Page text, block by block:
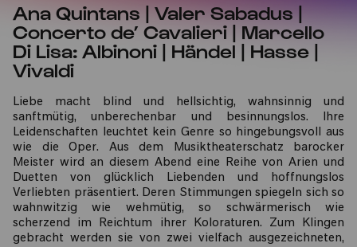
Ana Quintans | Valer Sabadus |
Concerto de’ Cavalieri | Marcello
Di Lisa: Albinoni | Händel | Hasse |
Vivaldi
Liebe macht blind und hellsichtig, wahnsinnig und
sanftmütig, unberechenbar und besinnungslos. Ihre
Leidenschaften leuchtet kein Genre so hingebungsvoll aus
wie die Oper. Aus dem Musiktheaterschatz barocker
Meister wird an diesem Abend eine Reihe von Arien und
Duetten von glücklich Liebenden und hoffnungslos
Verliebten präsentiert. Deren Stimmungen spiegeln sich so
wahnwitzig wie wehmütig, so schwärmerisch wie
scherzend im Reichtum ihrer Koloraturen. Zum Klingen
gebracht werden sie von zwei vielfach ausgezeichneten,